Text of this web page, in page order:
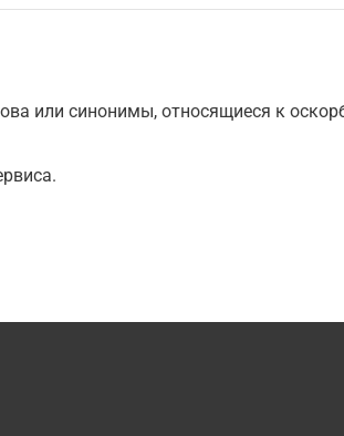
или синонимы, относящиеся к